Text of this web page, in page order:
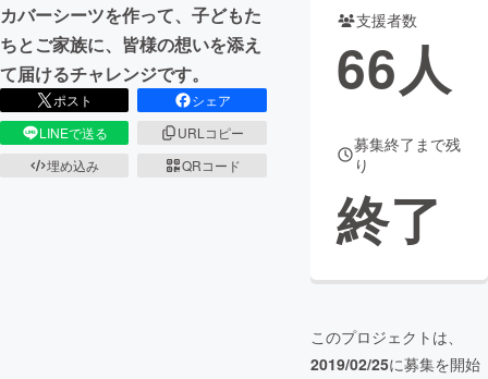
カバーシーツを作って、子どもた
ちとご家族に、皆様の想いを添え
て届けるチャレンジです。
ポスト
シェア
LINEで送る
URLコピー
埋め込み
QRコード
支援者数
66人
募集終了まで残
り
終了
このプロジェクトは、
2019/02/25に募集を開始